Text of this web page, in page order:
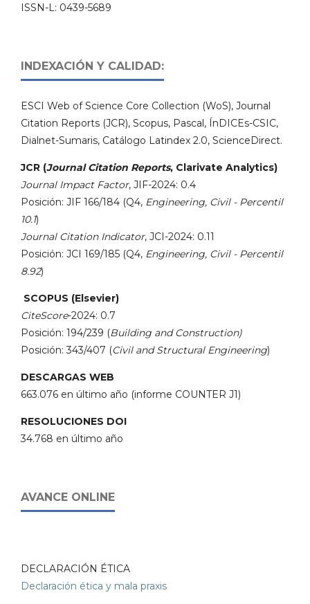
ISSN-L: 0439-5689
INDEXACIÓN Y CALIDAD:
ESCI Web of Science Core Collection (WoS), Journal
Citation Reports (JCR), Scopus, Pascal, ÍnDICEs-CSIC,
Dialnet-Sumaris, Catálogo Latindex 2.0, ScienceDirect.
JCR (Journal Citation Reports, Clarivate Analytics)
Journal Impact Factor, JIF-2024: 0.4
Posición: JIF 166/184 (Q4, Engineering, Civil - Percentil
10.1)
Journal Citation Indicator, JCI-2024: 0.11
Posición: JCI 169/185 (Q4, Engineering, Civil - Percentil
8.92)
SCOPUS (Elsevier)
CiteScore-2024: 0.7
Posición: 194/239 (Building and Construction)
Posición: 343/407 (Civil and Structural Engineering)
DESCARGAS WEB
663.076 en último año (informe COUNTER J1)
RESOLUCIONES DOI
34.768 en último año
AVANCE ONLINE
DECLARACIÓN ÉTICA
Declaración ética y mala praxis